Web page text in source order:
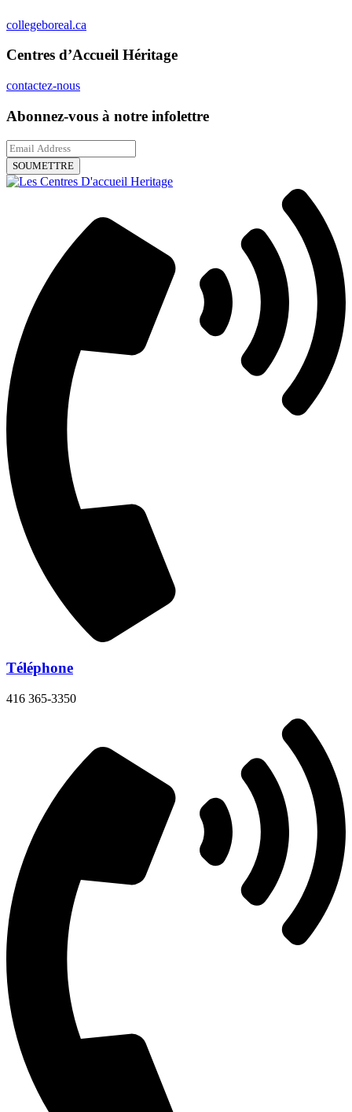
collegeboreal.ca
Centres d’Accueil Héritage
contactez-nous
Abonnez-vous à notre infolettre
SOUMETTRE
Téléphone
416 365-3350